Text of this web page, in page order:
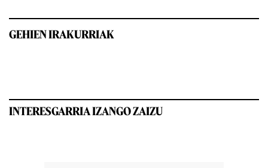
GEHIEN IRAKURRIAK
INTERESGARRIA IZANGO ZAIZU